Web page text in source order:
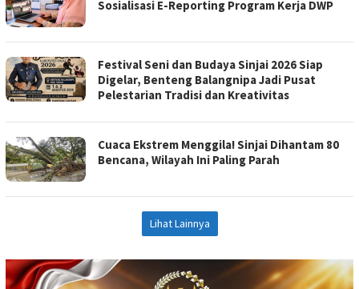
Sosialisasi E-Reporting Program Kerja DWP
Festival Seni dan Budaya Sinjai 2026 Siap
Digelar, Benteng Balangnipa Jadi Pusat
Pelestarian Tradisi dan Kreativitas
Cuaca Ekstrem Menggila! Sinjai Dihantam 80
Bencana, Wilayah Ini Paling Parah
Lihat Lainnya